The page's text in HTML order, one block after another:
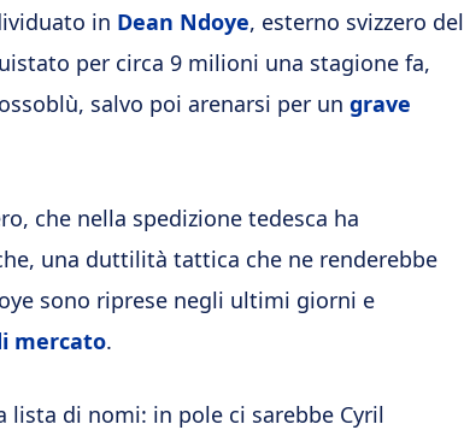
in Dean Ndoye, esterno svizzero del
per circa 9 milioni una stagione fa,
salvo poi arenarsi per un grave
che nella spedizione tedesca ha
una duttilità tattica che ne renderebbe
sono riprese negli ultimi giorni e
mercato.
lista di nomi: in pole ci sarebbe Cyril